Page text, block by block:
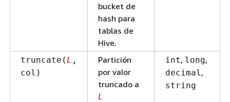
bucket de
hash para
tablas de
Hive.
truncate(L ,
col)
Partición
por valor
truncado a
L
int, long,
decimal ,
string